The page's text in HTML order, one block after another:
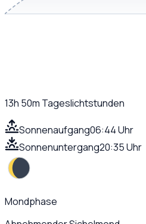
13h 50m Tageslichtstunden
Sonnenaufgang06:44 Uhr
Sonnenuntergang20:35 Uhr
Mondphase